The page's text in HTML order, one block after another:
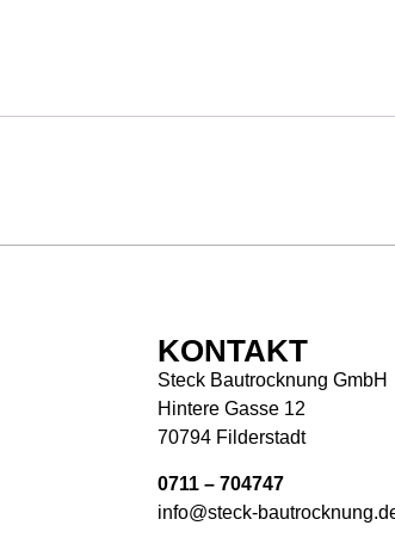
KONTAKT
Steck Bautrocknung GmbH
Hintere Gasse 12
70794 Filderstadt
0711 – 704747
info@steck-